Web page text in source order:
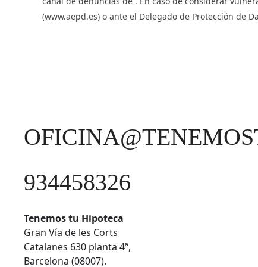
(www.aepd.es) o ante el Delegado de Protección de
934458326
Tenemos tu Hipoteca
Gran Vía de les Corts
Catalanes 630 planta 4ª,
Barcelona (08007).